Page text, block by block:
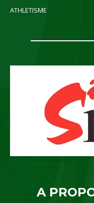
ATHLETISME
A